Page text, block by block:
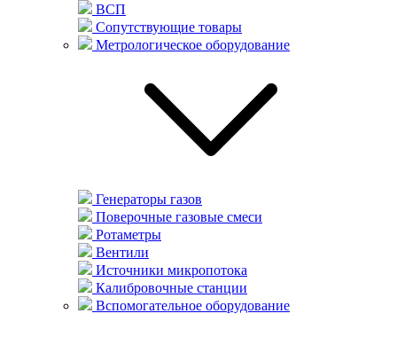
ВСП
Сопутствующие товары
Метрологическое оборудование
Генераторы газов
Поверочные газовые смеси
Ротаметры
Вентили
Источники микропотока
Калибровочные станции
Вспомогательное оборудование